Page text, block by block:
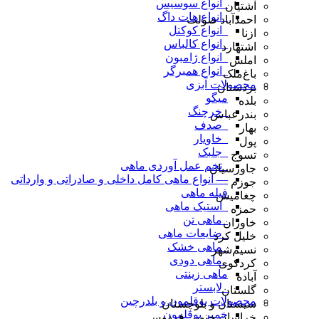
_انواع سوسیس
_انواع هات داگ
_انواع کوکتل
_انواع کالباس
_انواع ژامبون
_انواع همبرگر
محصولات آبزی
میگو
_خرچنگ
_صدف
_خاویار
_جلبک
_تخم عمل آوردی ماهی
— انواع ماهی کامل داخلی و صادراتی و وارداتی
فیله ماهی
_استیک ماهی
_ماهی تن
_ضایعات ماهی
_ماهی خشک
_ماهی دودی
ماهی زینتی
_لابستر
محصولات بوقلمون و بلدرچین
خمیر بوقلمون
آشتیان
احمدآباد صولت
ازنا
اشتهارد
املش
باغ‌ملک
بردستان
بلده
بندرعباس
بهار
پول
تسوج
جاورسیان
جوزم
چغامیش
حمزه
خاوران
خلیل کرد
نسیم‌شهر
کردکوی
آباده
گلستان
سیستان و بلوچستان